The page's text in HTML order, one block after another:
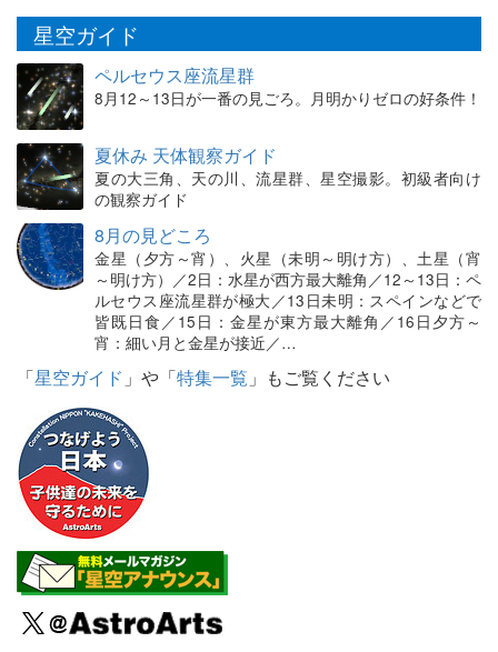
星空ガイド
ペルセウス座流星群
8月12～13日が一番の見ごろ。月明かりゼロの好条件！
夏休み 天体観察ガイド
夏の大三角、天の川、流星群、星空撮影。初級者向け
の観察ガイド
8月の見どころ
金星（夕方～宵）、火星（未明～明け方）、土星（宵
～明け方）／2日：水星が西方最大離角／12～13日：ペ
ルセウス座流星群が極大／13日未明：スペインなどで
皆既日食／15日：金星が東方最大離角／16日夕方～
宵：細い月と金星が接近／…
「星空ガイド 」や「特集一覧 」もご覧ください